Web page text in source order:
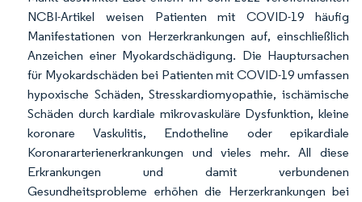
NCBI-Artikel weisen Patienten mit COVID-19 häufig
Manifestationen von Herzerkrankungen auf, einschließlich
Anzeichen einer Myokardschädigung. Die Hauptursachen
für Myokardschäden bei Patienten mit COVID-19 umfassen
hypoxische Schäden, Stresskardiomyopathie, ischämische
Schäden durch kardiale mikrovaskuläre Dysfunktion, kleine
koronare Vaskulitis, Endotheline oder epikardiale
Koronararterienerkrankungen und vieles mehr. All diese
Erkrankungen und damit verbundenen
Gesundheitsprobleme erhöhen die Herzerkrankungen bei